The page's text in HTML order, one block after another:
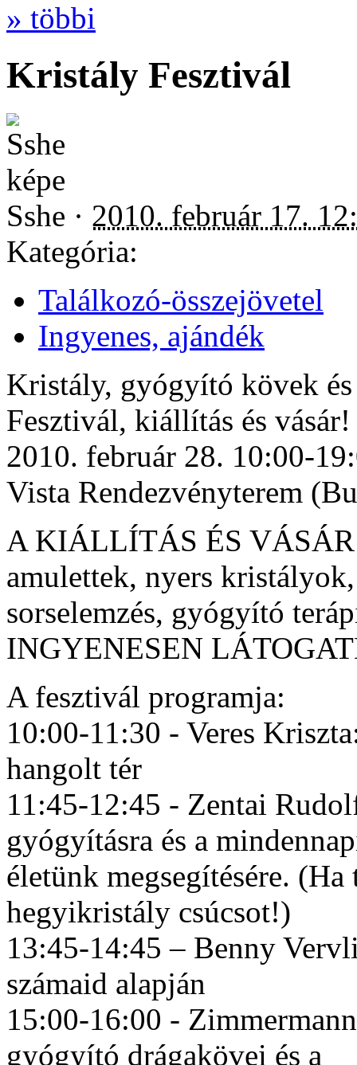
» többi
Kristály Fesztivál
Sshe · 2010. február 17.
Kategória:
Találkozó-összejövetel
Ingyenes, ajándék
Kristály, gyógyító kövek
Fesztivál, kiállítás és vásár!
2010. február 28. 10:00-
Vista Rendezvényterem
A KIÁLLÍTÁS ÉS VÁSÁR
amulettek, nyers
sorselemzés, gyógyító
INGYENESEN
A fesztivál programja:
10:00-11:30 - Veres
hangolt tér
11:45-12:45 - Zentai
gyógyításra és a
életünk megsegítésére.
hegyikristály csúcsot!)
13:45-14:45 – Benny
számaid alapján
15:00-16:00 -
gyógyító drágakövei és a